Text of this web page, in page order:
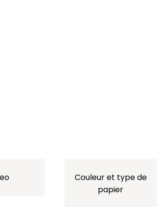
Couleur et type de
papier